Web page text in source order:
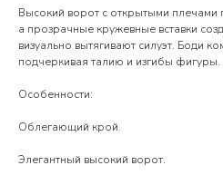
Высокий ворот с открытыми плечами
а прозрачные кружевные вставки
визуально вытягивают силуэт. Боди
подчеркивая талию и изгибы фигуры.
Особенности:
Облегающий крой.
Элегантный высокий ворот.